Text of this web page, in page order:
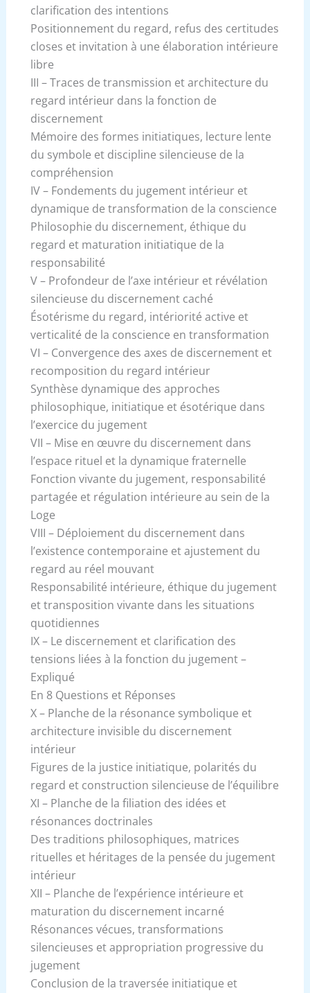
clarification des intentions
Positionnement du regard, refus des certitudes
closes et invitation à une élaboration intérieure
libre
III – Traces de transmission et architecture du
regard intérieur dans la fonction de
discernement
Mémoire des formes initiatiques, lecture lente
du symbole et discipline silencieuse de la
compréhension
IV – Fondements du jugement intérieur et
dynamique de transformation de la conscience
Philosophie du discernement, éthique du
regard et maturation initiatique de la
responsabilité
V – Profondeur de l’axe intérieur et révélation
silencieuse du discernement caché
Ésotérisme du regard, intériorité active et
verticalité de la conscience en transformation
VI – Convergence des axes de discernement et
recomposition du regard intérieur
Synthèse dynamique des approches
philosophique, initiatique et ésotérique dans
l’exercice du jugement
VII – Mise en œuvre du discernement dans
l’espace rituel et la dynamique fraternelle
Fonction vivante du jugement, responsabilité
partagée et régulation intérieure au sein de la
Loge
VIII – Déploiement du discernement dans
l’existence contemporaine et ajustement du
regard au réel mouvant
Responsabilité intérieure, éthique du jugement
et transposition vivante dans les situations
quotidiennes
IX – Le discernement et clarification des
tensions liées à la fonction du jugement –
Expliqué
En 8 Questions et Réponses
X – Planche de la résonance symbolique et
architecture invisible du discernement
intérieur
Figures de la justice initiatique, polarités du
regard et construction silencieuse de l’équilibre
XI – Planche de la filiation des idées et
résonances doctrinales
Des traditions philosophiques, matrices
rituelles et héritages de la pensée du jugement
intérieur
XII – Planche de l’expérience intérieure et
maturation du discernement incarné
Résonances vécues, transformations
silencieuses et appropriation progressive du
jugement
Conclusion de la traversée initiatique et